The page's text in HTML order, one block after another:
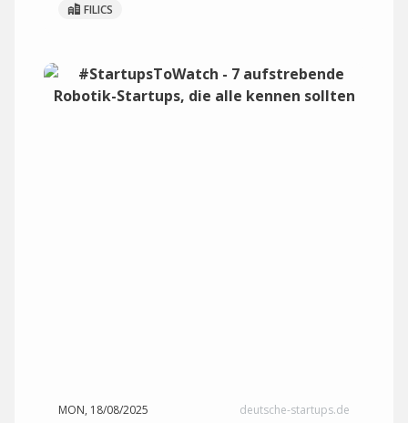
FILICS
MON, 18/08/2025 deutsche-startups.de